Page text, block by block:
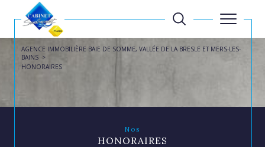
AGENCE IMMOBILIÈRE BAIE DE SOMME, VALLÉE DE LA BRESLE ET MERS-LES-
BAINS
HONORAIRES
Nos
HONORAIRES